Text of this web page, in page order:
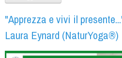
"Apprezza e vivi il
Laura Eynard (NaturYoga®)